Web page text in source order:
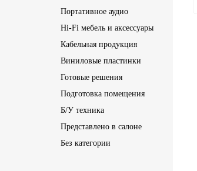
Портативное аудио
Hi-Fi мебель и аксессуары
Кабельная продукция
Виниловые пластинки
Готовые решения
Подготовка помещения
Б/У техника
Представлено в салоне
Без категории